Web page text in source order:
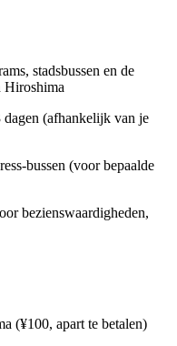
stadsbussen en de
Hiroshima
(afhankelijk van je
bussen (voor bepaalde
bezienswaardigheden,
(¥100, apart te betalen)